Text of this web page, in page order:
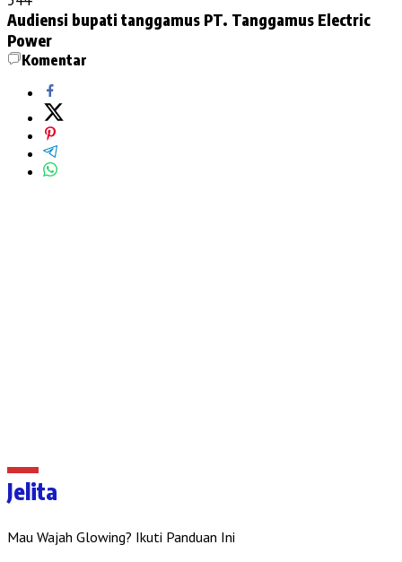
Audiensi bupati tanggamus PT. Tanggamus Electric
Power
Komentar
Jelita
Mau Wajah Glowing? Ikuti Panduan Ini